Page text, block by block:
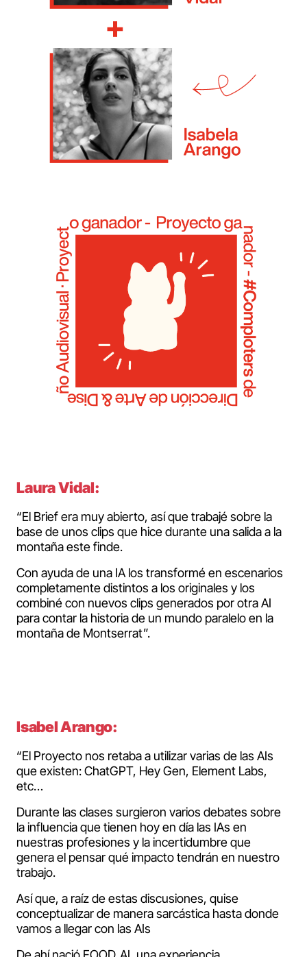
Laura Vidal:
“El Brief era muy abierto, así que trabajé sobre la
base de unos clips que hice durante una salida a la
montaña este finde.
Con ayuda de una IA los transformé en escenarios
completamente distintos a los originales y los
combiné con nuevos clips generados por otra AI
para contar la historia de un mundo paralelo en la
montaña de Montserrat”.
Isabel Arango:
“El Proyecto nos retaba a utilizar varias de las AIs
que existen: ChatGPT, Hey Gen, Element Labs,
etc…
Durante las clases surgieron varios debates sobre
la influencia que tienen hoy en día las IAs en
nuestras profesiones y la incertidumbre que
genera el pensar qué impacto tendrán en nuestro
trabajo.
Así que, a raíz de estas discusiones, quise
conceptualizar de manera sarcástica hasta donde
vamos a llegar con las AIs